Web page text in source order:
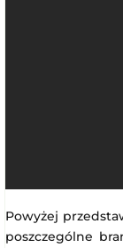
Powyżej
poszczególne